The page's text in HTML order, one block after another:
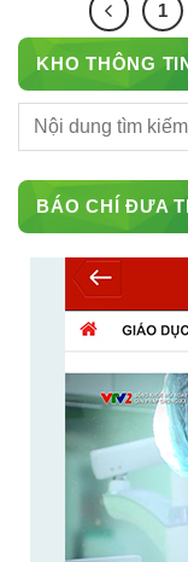
1
KHO THÔNG
BÁO CHÍ ĐƯA